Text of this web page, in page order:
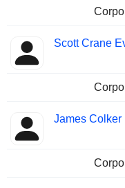
Scott Crane
James Colker